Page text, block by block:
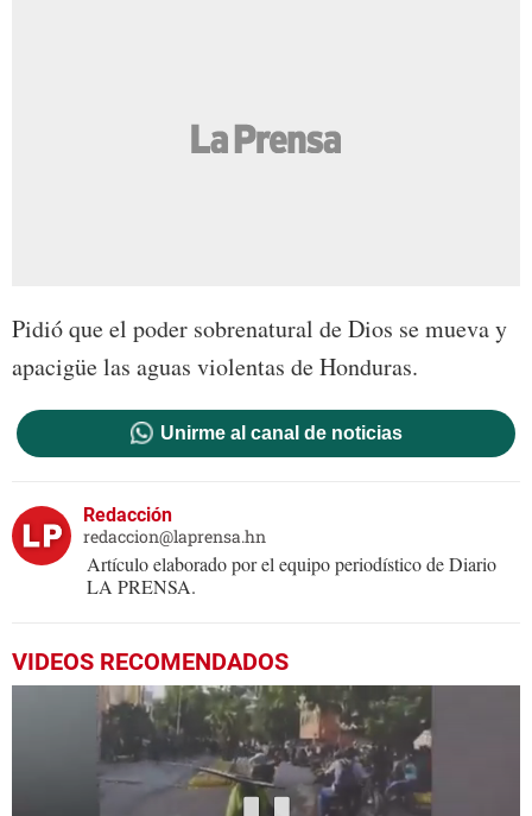
Pidió que el poder sobrenatural de Dios se mueva y
apacigüe las aguas violentas de Honduras.
Unirme al canal de noticias
Redacción
redaccion@laprensa.hn
Artículo elaborado por el equipo periodístico de Diario
LA PRENSA.
VIDEOS RECOMENDADOS